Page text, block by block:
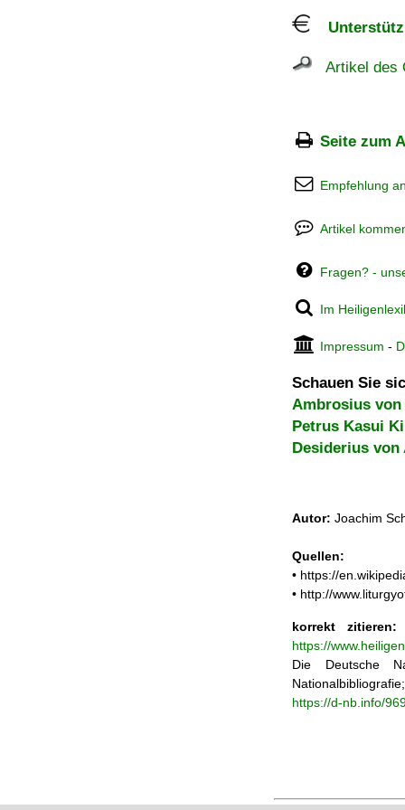
Artikel des
Seite zum
Empfehlung
Artikel
Fragen? -
Im
Impressum -
Schauen Sie
Ambrosius von
Petrus Kasui
Desiderius von
Autor: Joachim
Quellen:
• https://
• http://
korrekt zitieren:
https://
Die Deutsche
https://d-nb.info/